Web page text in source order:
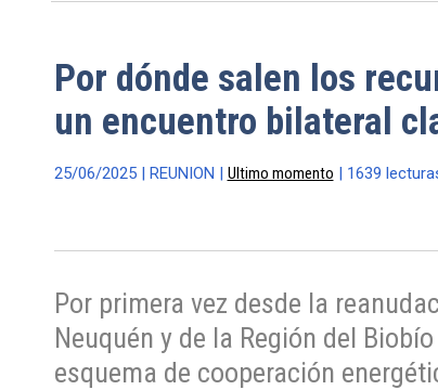
Por dónde salen los
un encuentro bilateral
25/06/2025 | REUNION | Ultimo momento | 1639
Por primera vez desde la
Neuquén y de la Región del
esquema de cooperación